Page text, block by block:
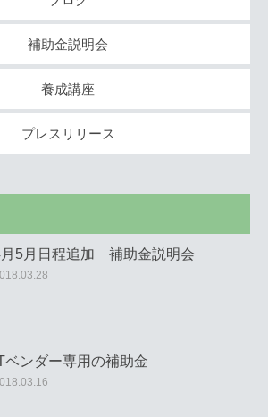
補助金説明会
養成講座
プレスリリース
5月日程追加 補助金説明会
ベンダー専用の補助金